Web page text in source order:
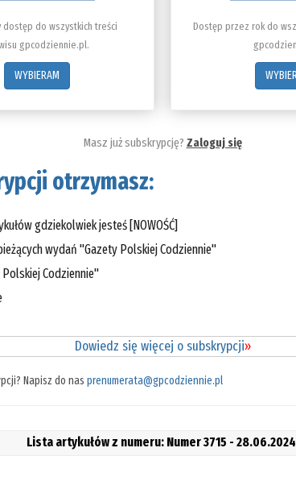
dostęp do wszystkich treści
gpcodziennie.pl.
WYBIERAM
Dostęp przez rok do
Masz już subskrypcję? Zaloguj się
otrzymasz:
gdziekolwiek jesteś [NOWOŚĆ]
wydań "Gazety Polskiej Codziennie"
Codziennie"
Dowiedz się więcej o subskrypcji»
Napisz do nasprenumerata@gpcodziennie.pl
Lista artykułów z numeru: Numer 3715 - 28.06.2024